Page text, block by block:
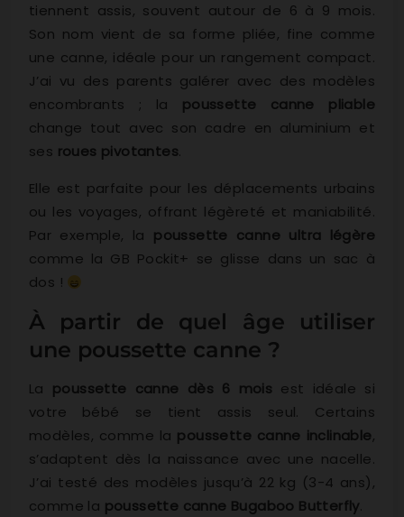
tiennent assis, souvent autour de 6 à 9 mois.
Son nom vient de sa forme pliée, fine comme
une canne, idéale pour un rangement compact.
J’ai vu des parents galérer avec des modèles
encombrants ; la poussette canne pliable
change tout avec son cadre en aluminium et
ses roues pivotantes.
Elle est parfaite pour les déplacements urbains
ou les voyages, offrant légèreté et maniabilité.
Par exemple, la poussette canne ultra légère
comme la GB Pockit+ se glisse dans un sac à
dos !
À partir de quel âge utiliser
une poussette canne ?
La poussette canne dès 6 mois est idéale si
votre bébé se tient assis seul. Certains
modèles, comme la poussette canne inclinable,
s’adaptent dès la naissance avec une nacelle.
J’ai testé des modèles jusqu’à 22 kg (3-4 ans),
comme la poussette canne Bugaboo Butterfly.